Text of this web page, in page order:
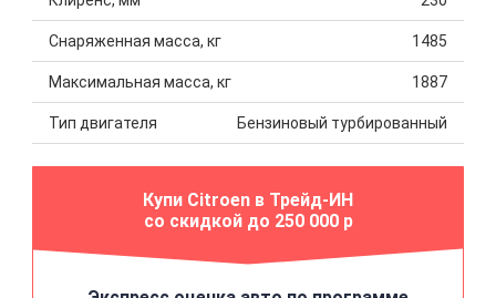
Снаряженная масса, кг 1485
Максимальная масса, кг 1887
Тип двигателя Бензиновый турбированный
Купи Citroen в Трейд-ИН
со скидкой до 250 000 р